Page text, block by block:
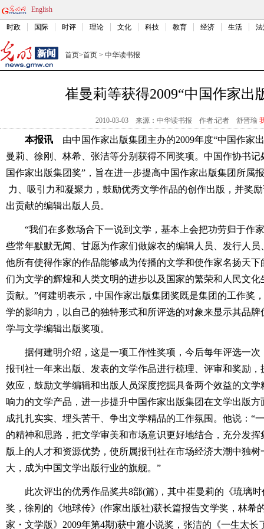
English
时政 国际 时评 理论 文化 科技 教育 经济 生活
首页>首页 > 中华读书报
崔曼莉等获得2009“中国作家出
2010-03-03 来源：中华读书报 作者:记者 舒晋瑜
本报讯 由中国作家出版集团主办的2009年度“中国作家
曼莉、徐刚、林希、张洁等分别获得不同奖项。中国作协书
国作家出版集团奖”，旨在进一步提高中国作家出版集团所属
力、吸引力和凝聚力，鼓励优秀文学作品的创作出版，并奖
出贡献的编辑出版人员。
“我们在多数场合下一说到文学，基本上会把功劳归于作
些常年默默无闻、甘愿为作家们做嫁衣的编辑人员、发行人
他所有使得作家的作品能够成为传播的文学和使作家名扬天
们为文学的辉煌和人类文明的进步以及国家的繁荣和人民文
贡献。”何建明表示，中国作家出版集团奖既是集团的工作奖
学的影响力，以自己的独特形式和所评选的对象来显示其品
学与文学编辑出版奖项。
据何建明介绍，这是一项工作性奖项，今后每年评选一
报刊社一年来出版、发表的文学作品进行梳理、评审和奖励
效应，鼓励文学编辑和出版人员深度挖掘具备两个效益的文
响力的文学产品，进一步提升中国作家出版集团在文学出版
成扎扎实实、埋头苦干、争出文学精品的工作氛围。他说：“
的精神和思路，把文学审美和市场意识更好地结合，充分发
版上的人才和资源优势，使所属报刊社在市场经济大潮中独
大，成为中国文学出版行业的旗舰。”
此次评出的优秀作品奖共8部(篇)，其中崔曼莉的《琉璃
奖，徐刚的《地球传》(作家出版社)获长篇报告文学奖，林希
家・文学版》2009年第4期)获中篇小说奖，张洁的《一生太长